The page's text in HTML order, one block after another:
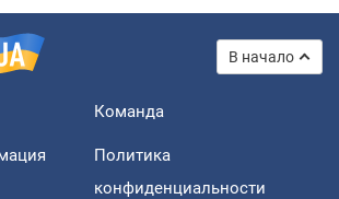
В начало
Команда
Политика
конфиденциальности